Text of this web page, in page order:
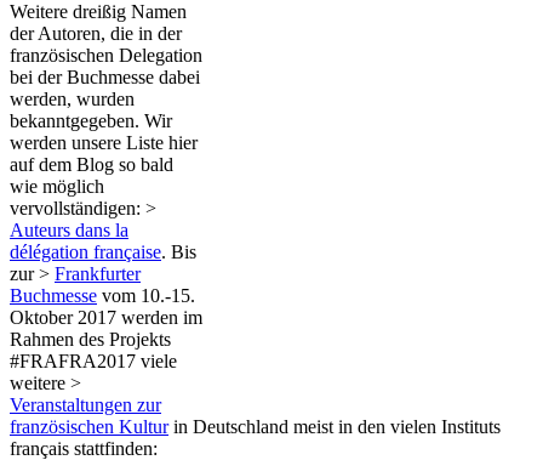
Weitere dreißig Namen
der Autoren, die in der
französischen Delegation
bei der Buchmesse dabei
werden, wurden
bekanntgegeben. Wir
werden unsere Liste hier
auf dem Blog so bald
wie möglich
vervollständigen: >
Auteurs dans la
délégation française. Bis
zur > Frankfurter
Buchmesse vom 10.-15.
Oktober 2017 werden im
Rahmen des Projekts
#FRAFRA2017 viele
weitere >
Veranstaltungen zur
französischen Kulturin Deutschland meist in den vielen Instituts
français stattfinden: